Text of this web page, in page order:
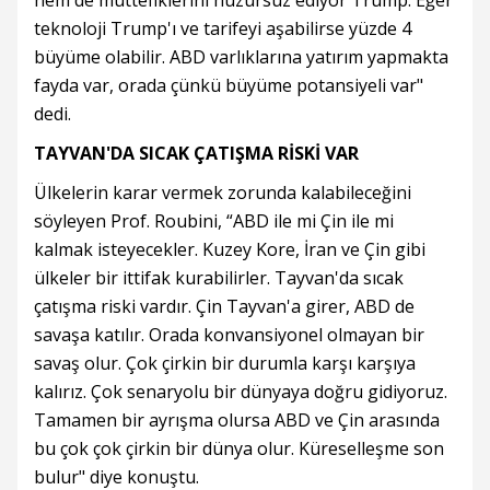
teknoloji Trump'ı ve tarifeyi aşabilirse yüzde 4
büyüme olabilir. ABD varlıklarına yatırım yapmakta
fayda var, orada çünkü büyüme potansiyeli var"
dedi.
TAYVAN'DA SICAK ÇATIŞMA RİSKİ VAR
Ülkelerin karar vermek zorunda kalabileceğini
söyleyen Prof. Roubini, “ABD ile mi Çin ile mi
kalmak isteyecekler. Kuzey Kore, İran ve Çin gibi
ülkeler bir ittifak kurabilirler. Tayvan'da sıcak
çatışma riski vardır. Çin Tayvan'a girer, ABD de
savaşa katılır. Orada konvansiyonel olmayan bir
savaş olur. Çok çirkin bir durumla karşı karşıya
kalırız. Çok senaryolu bir dünyaya doğru gidiyoruz.
Tamamen bir ayrışma olursa ABD ve Çin arasında
bu çok çok çirkin bir dünya olur. Küreselleşme son
bulur" diye konuştu.